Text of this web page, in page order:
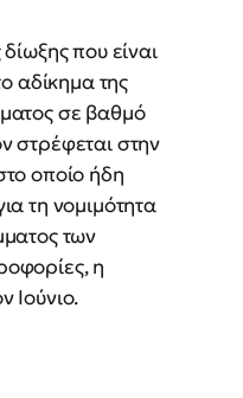
που είναι
αδίκημα της
σε βαθμό
στρέφεται στην
οποίο ήδη
τη νομιμότητα
των
η
Ιούνιο.